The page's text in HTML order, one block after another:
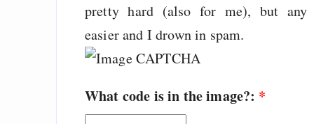
pretty hard (also for me), but any
easier and I drown in spam.
What code is in the image?: *
CreativeCommons
sind riskant für
Werke (seit
von BY-SA nicht